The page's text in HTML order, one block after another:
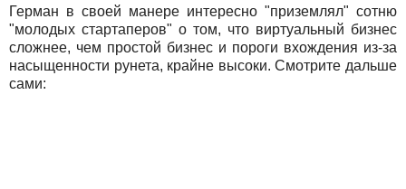
Герман в своей манере интересно "приземлял" сотню
"молодых стартаперов" о том, что виртуальный бизнес
сложнее, чем простой бизнес и пороги вхождения из-за
насыщенности рунета, крайне высоки. Смотрите дальше
сами: